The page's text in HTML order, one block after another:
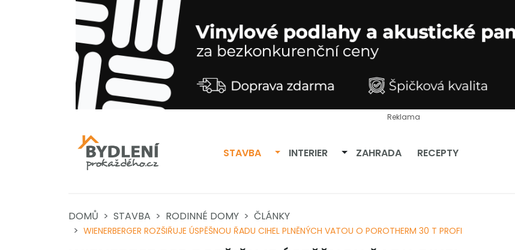
Reklama
STAVBA Přepnout dropdown
INTERIER Přepnout dropdown
ZAHRADA RECEPTY
DOMŮ STAVBA RODINNÉ DOMY ČLÁNKY
WIENERBERGER ROZŠIŘUJE ÚSPĚŠNOU ŘADU CIHEL PLNĚNÝCH VATOU O POROTHERM 30 T PROFI